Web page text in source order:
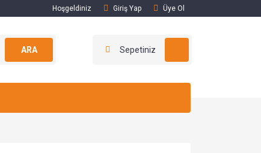
Hoşgeldiniz Giriş Yap Üye Ol
ARA Sepetiniz